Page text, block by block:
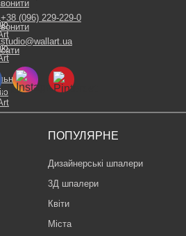
ПОПУЛЯРНЕ
Дизайнерські шпалери
3Д шпалери
Квіти
Міста
+38 (096) 229-229-0
studio@wallart.ua